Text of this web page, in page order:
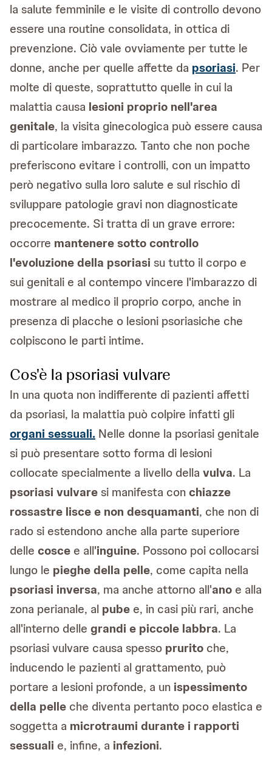
la salute femminile e le visite di controllo devono
essere una routine consolidata, in ottica di
prevenzione. Ciò vale ovviamente per tutte le
donne, anche per quelle affette da psoriasi. Per
molte di queste, soprattutto quelle in cui la
malattia causa lesioni proprio nell'area
genitale, la visita ginecologica può essere causa
di particolare imbarazzo. Tanto che non poche
preferiscono evitare i controlli, con un impatto
però negativo sulla loro salute e sul rischio di
sviluppare patologie gravi non diagnosticate
precocemente. Si tratta di un grave errore:
occorre mantenere sotto controllo
l'evoluzione della psoriasi su tutto il corpo e
sui genitali e al contempo vincere l'imbarazzo di
mostrare al medico il proprio corpo, anche in
presenza di placche o lesioni psoriasiche che
colpiscono le parti intime.
Cos'è la psoriasi vulvare
In una quota non indifferente di pazienti affetti
da psoriasi, la malattia può colpire infatti gli
organi sessuali. Nelle donne la psoriasi genitale
si può presentare sotto forma di lesioni
collocate specialmente a livello della vulva. La
psoriasi vulvaresi manifesta conchiazze
rossastre lisce e non desquamanti, che non di
rado si estendono anche alla parte superiore
delle cosce e all'inguine. Possono poi collocarsi
lungo le pieghe della pelle, come capita nella
psoriasi inversa, ma anche attorno all'ano e alla
zona perianale, al pube e, in casi più rari, anche
all'interno delle grandi e piccole labbra. La
psoriasi vulvare causa spesso prurito che,
inducendo le pazienti al grattamento, può
portare a lesioni profonde, a unispessimento
della pelle che diventa pertanto poco elastica e
soggetta a microtraumi durante i rapporti
sessuali e, infine, a infezioni.